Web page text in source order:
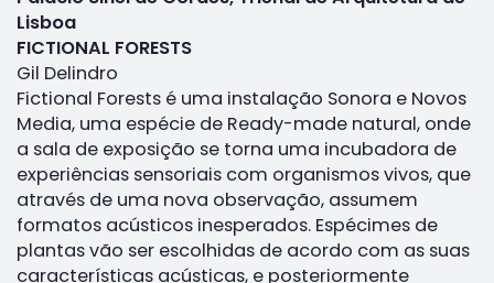
Lisboa
FICTIONAL FORESTS
Gil Delindro
Fictional Forests é uma instalação Sonora e Novos
Media, uma espécie de Ready-made natural, onde
a sala de exposição se torna uma incubadora de
experiências sensoriais com organismos vivos, que
através de uma nova observação, assumem
formatos acústicos inesperados. Espécimes de
plantas vão ser escolhidas de acordo com as suas
características acústicas, e posteriormente